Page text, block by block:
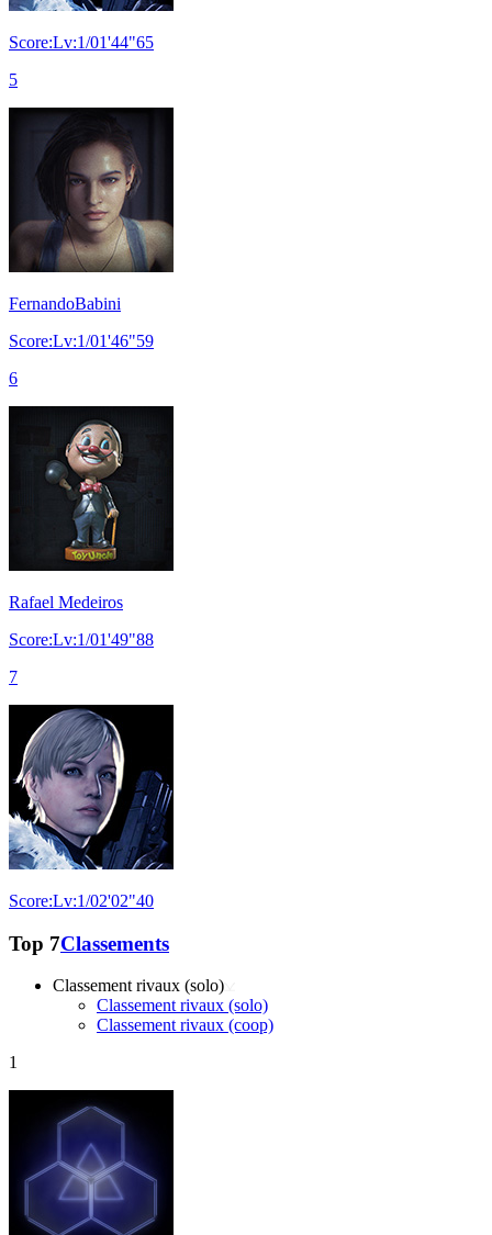
Score:Lv:1/01'44"65
5
FernandoBabini
Score:Lv:1/01'46"59
6
Rafael Medeiros
Score:Lv:1/01'49"88
7
Score:Lv:1/02'02"40
Top 7Classements
Classement rivaux (solo)
Classement rivaux (solo)
Classement rivaux (coop)
1